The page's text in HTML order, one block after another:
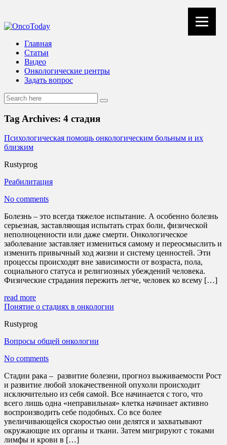
Главная
Статьи
Видео
Онкологические центры
Задать вопрос
Tag Archives: 4 стадия
Психологическая помощь онкологическим больным и их
близким
Rustyprog
Реабилитация
No comments
Болезнь – это всегда тяжелое испытание. А особенно болезнь
серьезная, заставляющая испытать страх боли, физической
неполноценности или даже смерти. Онкологическое
заболевание заставляет измениться самому и переосмыслить и
изменить привычный ход жизни и систему ценностей. Эти
процессы происходят вне зависимости от возраста, пола,
социального статуса и религиозных убеждений человека.
Физические страдания пережить легче, человек ко всему […]
read more
Понятие о стадиях в онкологии
Rustyprog
Вопросы общей онкологии
No comments
Стадии рака – развитие болезни, прогноз выживаемости Рост
и развитие любой злокачественной опухоли происходит
исключительно из себя самой. Все начинается с того, что
всего лишь одна «неправильная» клетка начинает активно
воспроизводить себе подобных. Со все более
увеличивающейся скоростью они делятся и захватывают
окружающие их органы и ткани. Затем мигрируют с токами
лимфы и крови в […]